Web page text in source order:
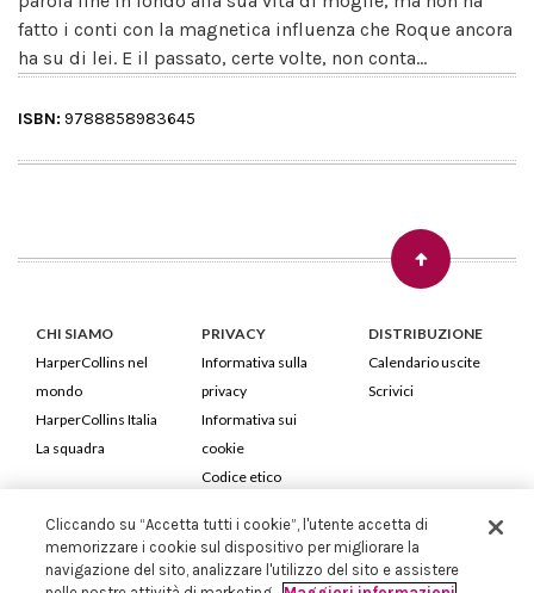
fatto i conti con la magnetica influenza che Roque ancora
ha su di lei. E il passato, certe volte, non conta...
ISBN: 9788858983645
CHI SIAMO
HarperCollins nel
mondo
HarperCollins Italia
La squadra
PRIVACY
Informativa sulla
privacy
Informativa sui
cookie
Codice etico
DISTRIBUZIONE
Calendario uscite
Scrivici
HarperCollins Italia S.p.A. Viale Monte Nero, 84 - 20135 Milano
Cod. Fiscale e P.IVA 05946780151 - Capitale Sociale 258.250 €
Cliccando su “Accetta tutti i cookie”, l'utente accetta di
memorizzare i cookie sul dispositivo per migliorare la
navigazione del sito, analizzare l'utilizzo del sito e assistere